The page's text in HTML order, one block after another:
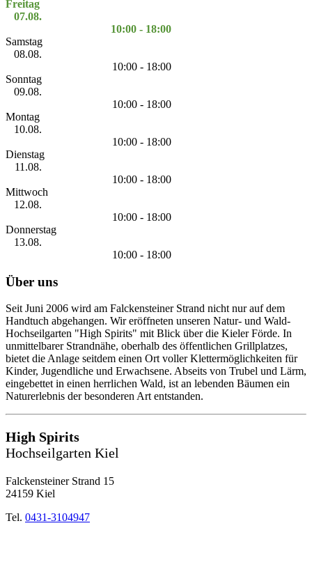
Freitag
07.08.
10:00 - 18:00
Samstag
08.08.
10:00 - 18:00
Sonntag
09.08.
10:00 - 18:00
Montag
10.08.
10:00 - 18:00
Dienstag
11.08.
10:00 - 18:00
Mittwoch
12.08.
10:00 - 18:00
Donnerstag
13.08.
10:00 - 18:00
Über uns
Seit Juni 2006 wird am Falckensteiner Strand nicht nur auf dem
Handtuch abgehangen. Wir eröffneten unseren Natur- und Wald-
Hochseilgarten "High Spirits" mit Blick über die Kieler Förde. In
unmittelbarer Strandnähe, oberhalb des öffentlichen Grillplatzes,
bietet die Anlage seitdem einen Ort voller Klettermöglichkeiten für
Kinder, Jugendliche und Erwachsene. Abseits von Trubel und Lärm,
eingebettet in einen herrlichen Wald, ist an lebenden Bäumen ein
Naturerlebnis der besonderen Art entstanden.
High Spirits
Hochseilgarten Kiel
Falckensteiner Strand 15
24159 Kiel
Tel. 0431-3104947